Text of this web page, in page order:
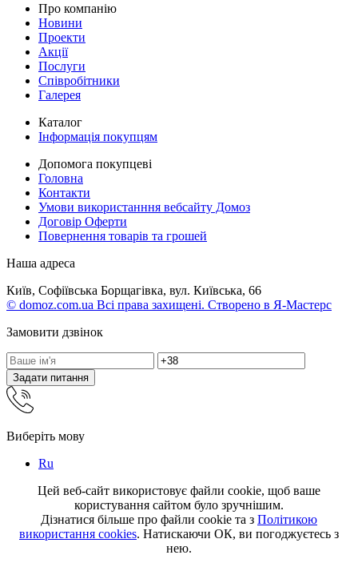
Про компанію
Новини
Проекти
Акції
Послуги
Співробітники
Галерея
Каталог
Інформація покупцям
Допомога покупцеві
Головна
Контакти
Умови використанння вебсайту Домоз
Договір Оферти
Повернення товарів та грошей
Наша адреса
Київ, Софіївська Борщагівка, вул. Київська, 66
© domoz.com.ua Всі права захищені. Створено в Я-Мастерс
Замовити дзвінок
Задати питання
Виберіть мову
Ru
Цей веб-сайт використовує файли cookie, щоб ваше
користування сайтом було зручнішим.
Дізнатися більше про файли cookie та з Політикою
використання cookies. Натискаючи ОК, ви погоджуєтесь з
нею.